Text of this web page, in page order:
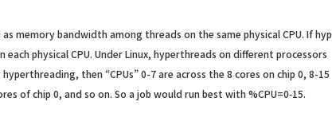
memory bandwidth among threads on the same physical CPU. If hyp
physical CPU. Under Linux, hyperthreads on different processors
then “CPUs” 0-7 are across the 8 cores on chip 0, 8-15
of chip 0, and so on. So a job would run best with %CPU=0‑15.